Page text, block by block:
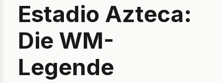
Estadio Azteca:
Die WM-
Legende